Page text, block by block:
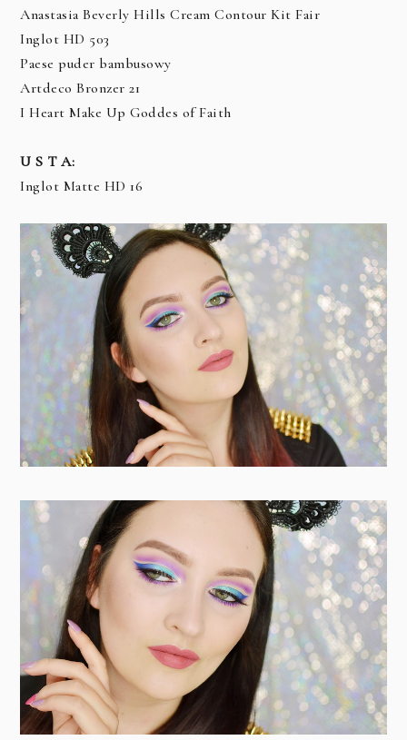
Anastasia Beverly Hills Cream Contour Kit Fair
Inglot HD 503
Paese puder bambusowy
Artdeco Bronzer 21
I Heart Make Up Goddes of Faith
U S T A:
Inglot Matte HD 16